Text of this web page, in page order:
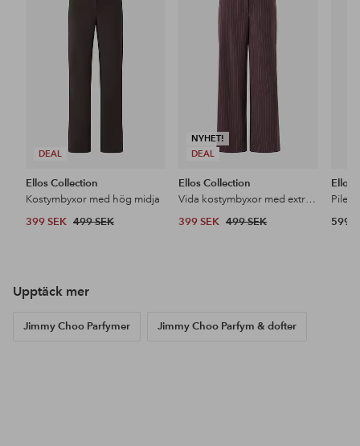
DEAL
Ellos Collection
Kostymbyxor med hög midja
399 SEK 499 SEK
NYHET!
DEAL
Ellos Collection
Vida kostymbyxor med extra hög midja
399 SEK 499 SEK
Ellos
599
Upptäck våra nyheter
Lägg
Lägg